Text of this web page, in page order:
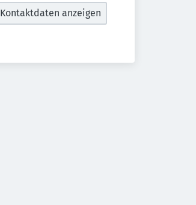
Kontaktdaten anzeigen